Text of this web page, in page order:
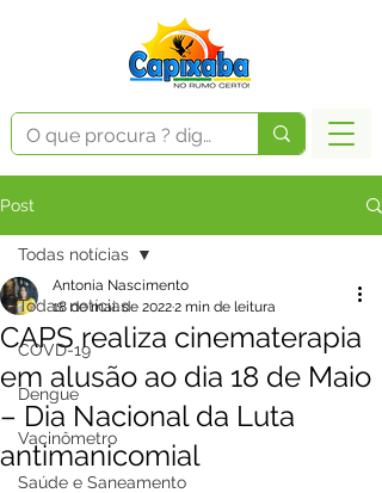
Post
Todas notícias
COVD-19
Dengue
Vacinômetro
Saúde e Saneamento
Todas notícias
CAPS realiza cinematerapia
em alusão ao dia 18 de Maio
– Dia Nacional da Luta
antimanicomial
Antonia Nascimento
18 de mai. de 20222 min de leitura